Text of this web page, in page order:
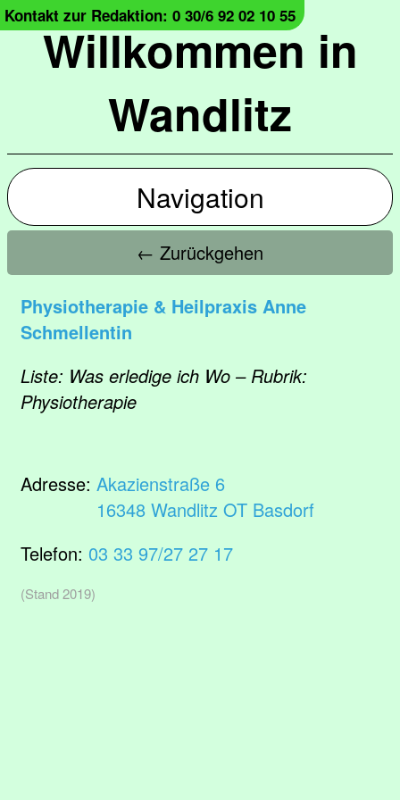
Willkommen in
Wandlitz
Kontakt zur Redaktion: 0 30/6 92 02 10 55
Navigation
← Zurückgehen
Physiotherapie & Heilpraxis Anne
Schmellentin
Liste: Was erledige ich Wo – Rubrik:
Physiotherapie
Adresse: Akazienstraße 6
16348 Wandlitz OT Basdorf
Telefon: 03 33 97/27 27 17
(Stand 2019)